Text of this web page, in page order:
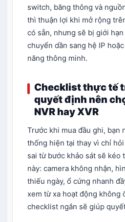
switch, băng thông và
thì thuận lợi khi mở rộng
có sẵn, nhưng sẽ bị giới
chuyển dần sang hệ IP
năng thông minh.
Checklist thực tế
quyết định nên
NVR hay XVR
Trước khi mua đầu ghi, bạn
thống hiện tại thay vì chỉ hỏi
sai từ bước khảo sát sẽ kéo
này: camera không nhận,
thiếu ngày, ổ cứng nhanh
xem từ xa hoạt động không
checklist ngắn sẽ giúp